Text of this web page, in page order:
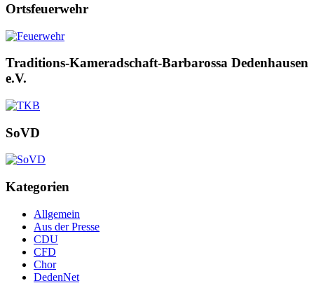
Ortsfeuerwehr
Traditions-Kameradschaft-Barbarossa Dedenhausen
e.V.
SoVD
Kategorien
Allgemein
Aus der Presse
CDU
CFD
Chor
DedenNet